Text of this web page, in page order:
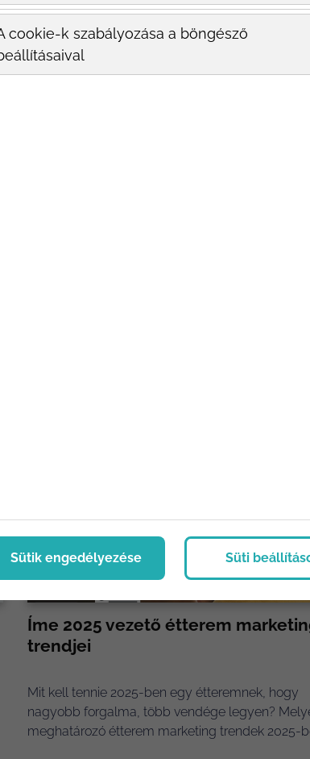
online
hírek és újdonságok közül, építsd fel
Íme 2025 vezető étterem
trendjei
Mit kell tennie 2025-ben egy étteremnek, hogy
nagyobb forgalma, több vendége legyen?
meghatározó étterem marketing trendek 2025-
cookie-k szabályozása a böngésző
Sütik engedélyezése Süti